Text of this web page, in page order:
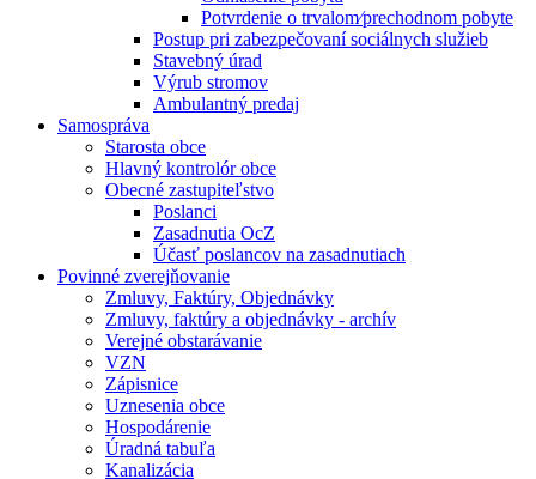
Potvrdenie o trvalom⁄prechodnom pobyte
Postup pri zabezpečovaní sociálnych služieb
Stavebný úrad
Výrub stromov
Ambulantný predaj
Samospráva
Starosta obce
Hlavný kontrolór obce
Obecné zastupiteľstvo
Poslanci
Zasadnutia OcZ
Účasť poslancov na zasadnutiach
Povinné zverejňovanie
Zmluvy, Faktúry, Objednávky
Zmluvy, faktúry a objednávky - archív
Verejné obstarávanie
VZN
Zápisnice
Uznesenia obce
Hospodárenie
Úradná tabuľa
Kanalizácia